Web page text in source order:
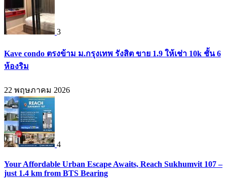
3
Kave condo ตรงข้าม ม.กรุงเทพ รังสิต ขาย 1.9 ให้เช่า 10k ชั้น 6
ห้องริม
22 พฤษภาคม 2026
4
Your Affordable Urban Escape Awaits, Reach Sukhumvit 107 –
just 1.4 km from BTS Bearing